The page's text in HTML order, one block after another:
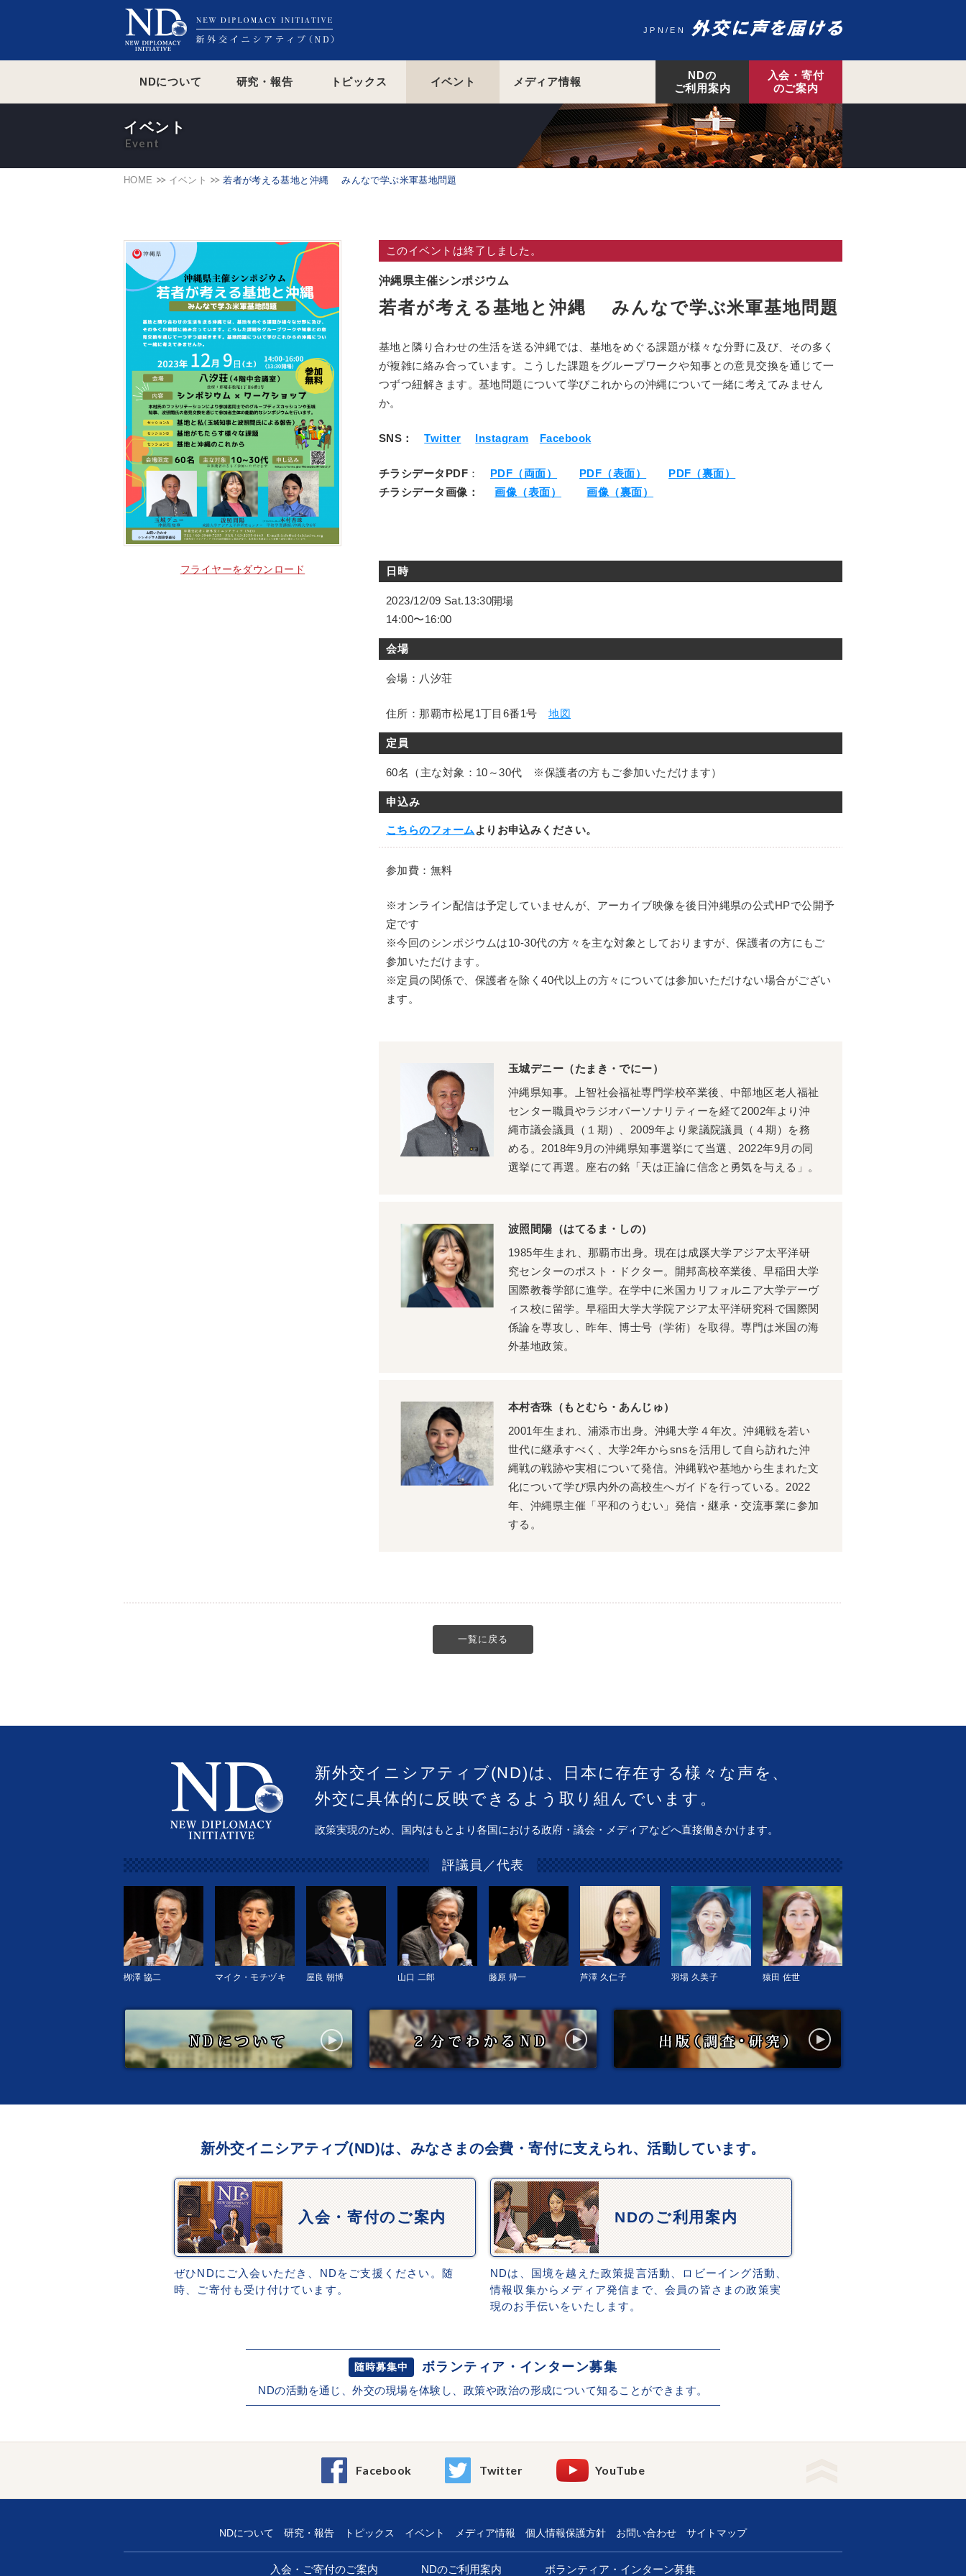
JPN EN
NDについて 研究・報告 トピックス イベント メディア情報
NDの
ご利用案内
入会・寄付
のご案内
HOME イベント 若者が考える基地と沖縄 みんなで学ぶ米軍基地問題
イベント
フライヤーをダウンロード
このイベントは終了しました。
沖縄県主催シンポジウム
若者が考える基地と沖縄 みんなで学ぶ米軍基地問題
基地と隣り合わせの生活を送る沖縄では、基地をめぐる課題が様々な分野に及び、その多く
が複雑に絡み合っています。こうした課題をグループワークや知事との意見交換を通じて一
つずつ紐解きます。基地問題について学びこれからの沖縄について一緒に考えてみません
か。
SNS：Twitter Instagram Facebook
チラシデータPDF ： PDF（両面） PDF（表面）
PDF（裏面）
チラシデータ画像：画像（表面） 画像（裏面）
日時
2023/12/09 Sat.13:30開場
14:00〜16:00
会場
会場：八汐荘
住所：那覇市松尾1丁目6番1号地図
定員
60名（主な対象：10～30代 ※保護者の方もご参加いただけます）
申込み
こちらのフォーム よりお申込みください。
参加費：無料
※オンライン配信は予定していませんが、アーカイブ映像を後日沖縄県の公式HPで公開予
定です
※今回のシンポジウムは10-30代の方々を主な対象としておりますが、保護者の方にもご
参加いただけます。
※定員の関係で、保護者を除く40代以上の方々については参加いただけない場合がござい
ます。
玉城デニー（たまき・でにー）
沖縄県知事。上智社会福祉専門学校卒業後、中部地区老人福祉
センター職員やラジオパーソナリティーを経て2002年より沖
縄市議会議員（１期）、2009年より衆議院議員（４期）を務
める。2018年9月の沖縄県知事選挙にて当選、2022年9月の同
選挙にて再選。座右の銘「天は正論に信念と勇気を与える」。
波照間陽（はてるま・しの）
1985年生まれ、那覇市出身。現在は成蹊大学アジア太平洋研
究センターのポスト・ドクター。開邦高校卒業後、早稲田大学
国際教養学部に進学。在学中に米国カリフォルニア大学デーヴ
ィス校に留学。早稲田大学大学院アジア太平洋研究科で国際関
係論を専攻し、昨年、博士号（学術）を取得。専門は米国の海
外基地政策。
本村杏珠（もとむら・あんじゅ）
2001年生まれ、浦添市出身。沖縄大学４年次。沖縄戦を若い
世代に継承すべく、大学2年からsnsを活用して自ら訪れた沖
縄戦の戦跡や実相について発信。沖縄戦や基地から生まれた文
化について学び県内外の高校生へガイドを行っている。2022
年、沖縄県主催「平和のうむい」発信・継承・交流事業に参加
する。
一覧に戻る
新外交イニシアティブ(ND)は、日本に存在する様々な声を、
外交に具体的に反映できるよう取り組んでいます。
政策実現のため、国内はもとより各国における政府・議会・メディアなどへ直接働きかけます。
評議員／代表
栁澤 協二 マイク・モチヅキ 屋良 朝博 山口 二郎 藤原 帰一 芦澤 久仁子 羽場 久美子 猿田 佐世
新外交イニシアティブ(ND)は、みなさまの会費・寄付に支えられ、活動しています。
入会・寄付のご案内
ぜひNDにご入会いただき、NDをご支援ください。随
時、ご寄付も受け付けています。
NDのご利用案内
NDは、国境を越えた政策提言活動、ロビーイング活動、
情報収集からメディア発信まで、会員の皆さまの政策実
現のお手伝いをいたします。
随時募集中 ボランティア・インターン募集
NDの活動を通じ、外交の現場を体験し、政策や政治の形成について知ることができます。
Facebook Twitter YouTube
NDについて 研究・報告 トピックス イベント メディア情報 個人情報保護方針 お問い合わせ サイトマップ
入会・ご寄付のご案内 NDのご利用案内 ボランティア・インターン募集